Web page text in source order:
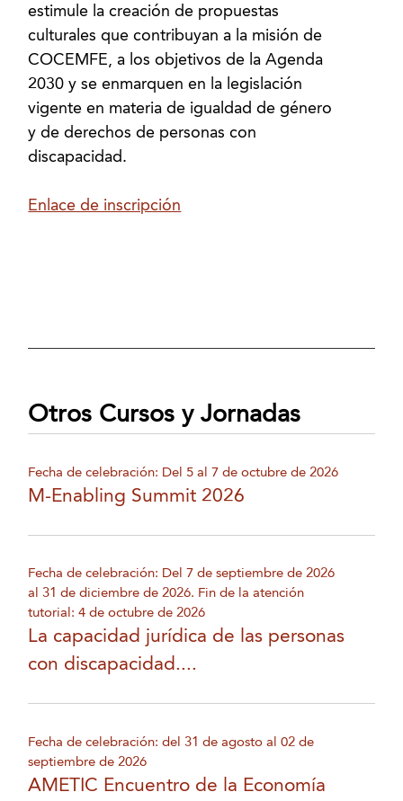
estimule la creación de propuestas
culturales que contribuyan a la misión de
COCEMFE, a los objetivos de la Agenda
2030 y se enmarquen en la legislación
vigente en materia de igualdad de género
y de derechos de personas con
discapacidad.
Enlace de inscripción
Otros Cursos y Jornadas
Fecha de celebración: Del 5 al 7 de octubre de 2026
M-Enabling Summit 2026
Fecha de celebración: Del 7 de septiembre de 2026
al 31 de diciembre de 2026. Fin de la atención
tutorial: 4 de octubre de 2026
La capacidad jurídica de las personas
con discapacidad....
Fecha de celebración: del 31 de agosto al 02 de
septiembre de 2026
AMETIC Encuentro de la Economía